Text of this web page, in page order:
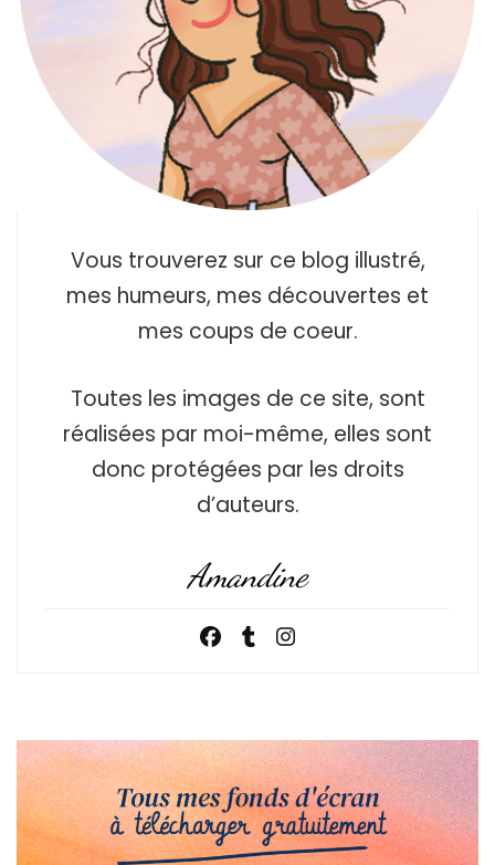
Vous trouverez sur ce blog illustré,
mes humeurs, mes découvertes et
mes coups de coeur.
Toutes les images de ce site, sont
réalisées par moi-même, elles sont
donc protégées par les droits
d’auteurs.
Amandine